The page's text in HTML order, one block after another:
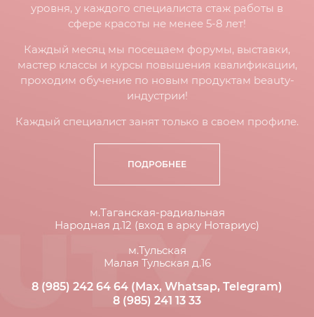
уровня, у каждого специалиста стаж работы в
сфере красоты не менее 5-8 лет!
Каждый месяц мы посещаем форумы, выставки,
мастер классы и курсы повышения квалификации,
проходим обучение по новым продуктам beauty-
индустрии!
Каждый специалист занят только в своем профиле.
ПОДРОБНЕЕ
м.Таганская-радиальная
Народная д.12 (вход в арку Нотариус)
м.Тульская
Малая Тульская д.16
8 (985) 242 64 64 (Max, Whatsap, Telegram)
8 (985) 241 13 33